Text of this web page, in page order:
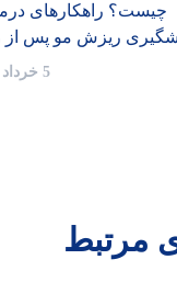
چیست؟ راهکارهای
ریزش مو پس از
5 خرداد 1404
مرتبط